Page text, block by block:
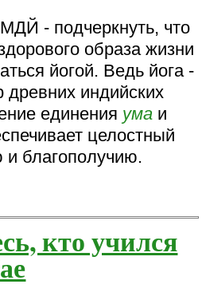
- подчеркнуть, что
образа жизни
йогой. Ведь йога -
индийских
единения ума и
целостный
и благополучию.
кто учился